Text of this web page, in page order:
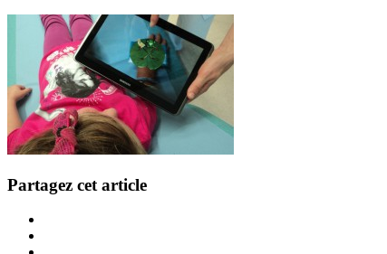
Partagez cet article